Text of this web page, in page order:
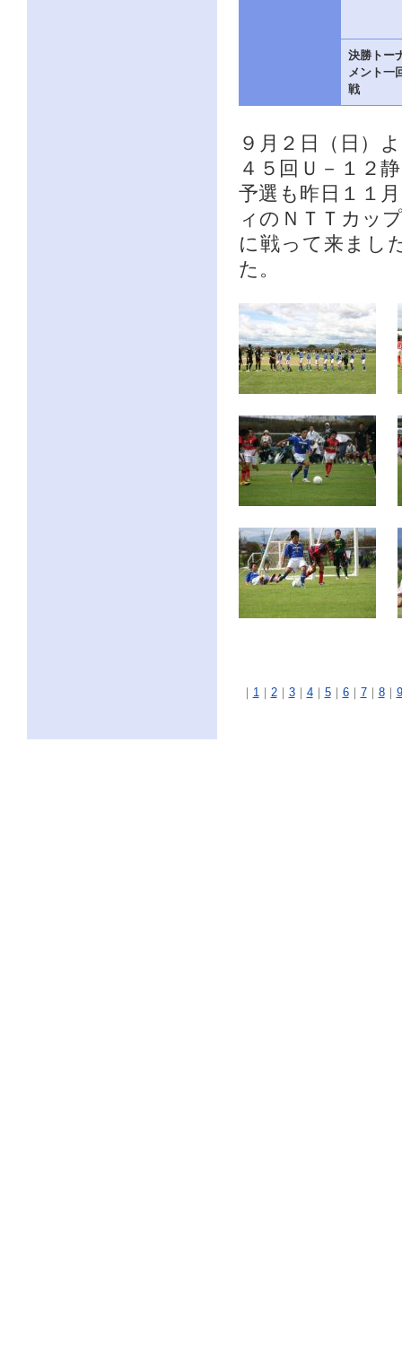
決勝トー
メント一
戦
９月２日（日）
４５回Ｕ－１２
予選も昨日１１
ィのＮＴＴカッ
に戦って来まし
た。
｜ 1｜ 2｜ 3｜ 4｜ 5｜ 6｜ 7｜ 8｜ 9